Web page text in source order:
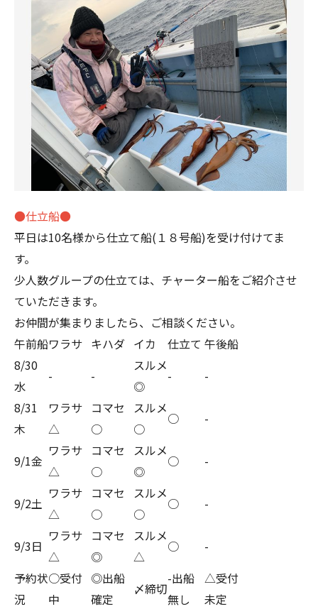
●仕立船●
平日は10名様から仕立て船(１８号船)を受け付けてま
す。
少人数グループの仕立ては、チャーター船をご紹介させ
ていただきます。
お仲間が集まりましたら、ご相談ください。
午前船ワラサ キハダ イカ 仕立て 午後船
8/30
水
- -
スルメ
◎
-
-
8/31
木
ワラサ
△
コマセ
○
スルメ
○
○ -
9/1金
ワラサ
△
コマセ
○
スルメ
◎
○ -
9/2土
ワラサ
△
コマセ
○
スルメ
○
○ -
9/3日
ワラサ
△
コマセ
◎
スルメ
△
○
-
予約状
況
○受付
中
◎出船
確定
〆締切
-出船
無し
△受付
未定